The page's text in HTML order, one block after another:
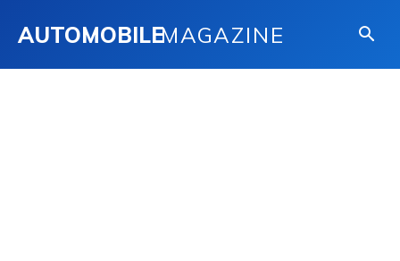
AUTOMOBILEMAGAZINE